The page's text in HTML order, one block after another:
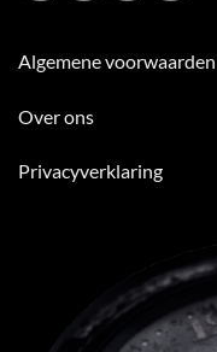
Algemene voorwaarden
Over ons
Privacyverklaring